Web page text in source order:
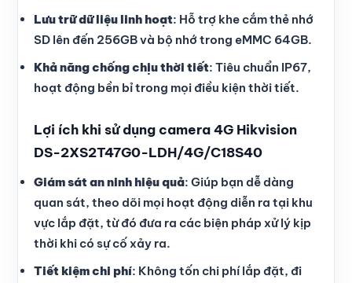
Lưu trữ dữ liệu linh hoạt: Hỗ trợ khe cắm thẻ nhớ
SD lên đến 256GB và bộ nhớ trong eMMC 64GB.
Khả năng chống chịu thời tiết: Tiêu chuẩn IP67,
hoạt động bền bỉ trong mọi điều kiện thời tiết.
Lợi ích khi sử dụng camera 4G Hikvision
DS-2XS2T47G0-LDH/4G/C18S40
Giám sát an ninh hiệu quả: Giúp bạn dễ dàng
quan sát, theo dõi mọi hoạt động diễn ra tại khu
vực lắp đặt, từ đó đưa ra các biện pháp xử lý kịp
thời khi có sự cố xảy ra.
Tiết kiệm chi phí: Không tốn chi phí lắp đặt, đi